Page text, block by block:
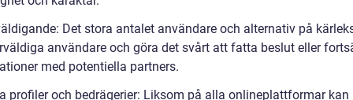
Det stora antalet användare och alternativ på
användare och göra det svårt att fatta beslut eller
med potentiella partners.
profiler och bedrägerier: Liksom på alla onlineplattformar kan